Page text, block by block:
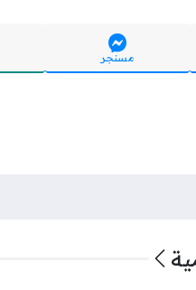
مسنجر